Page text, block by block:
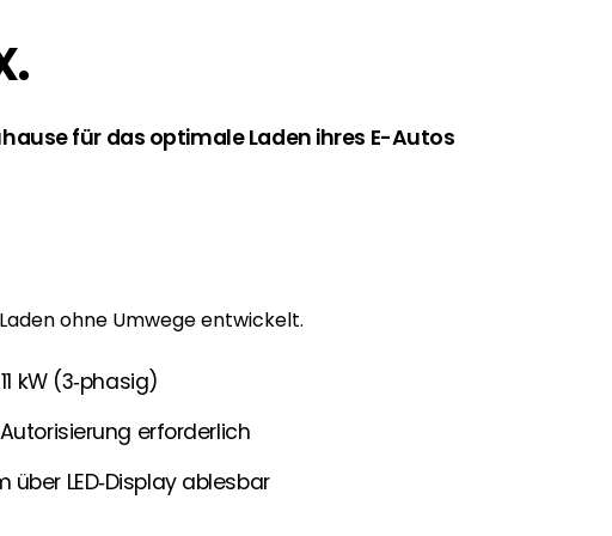
Neuigkeiten von Segen. Hier erfahren Sie es zuerst!
Branche? Dann sind Sie bei uns richtig!
Partner und profitieren Sie von unseren Vorteilen!
für das optimale Laden ihres E-Autos
ohne Umwege entwickelt.
kW (3‑phasig)
erforderlich
LED‑Display ablesbar